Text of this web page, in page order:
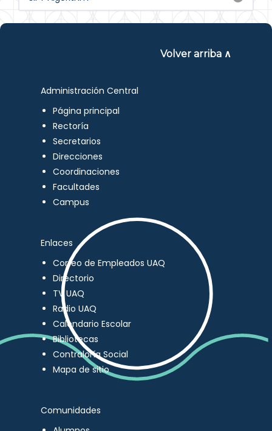
Volver arriba ∧
Administración Central
Página principal
Rectoría
Secretarios
Direcciones
Coordinaciones
Facultades
Campus
Enlaces
Correo de Empleados UAQ
Directorio
TV UAQ
Radio UAQ
Calendario Escolar
Bibliotecas
Contraloría Social
Mapa de sitio
Comunidades